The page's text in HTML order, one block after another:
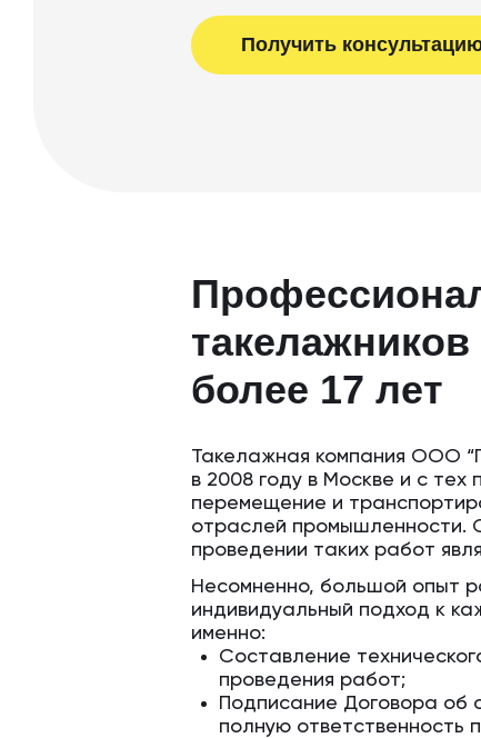
Получить
более 17 лет
Такелажная компания ООО
в 2008 году в Москве и с
перемещение и
отраслей промышленности.
проведении таких работ
Несомненно, большой опыт
индивидуальный подход к
именно:
Составление
проведения работ;
Подписание Договора об
полную ответственность